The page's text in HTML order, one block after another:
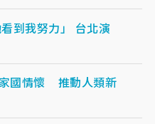
到我努力」 台北演
家國情懷 推動人類新